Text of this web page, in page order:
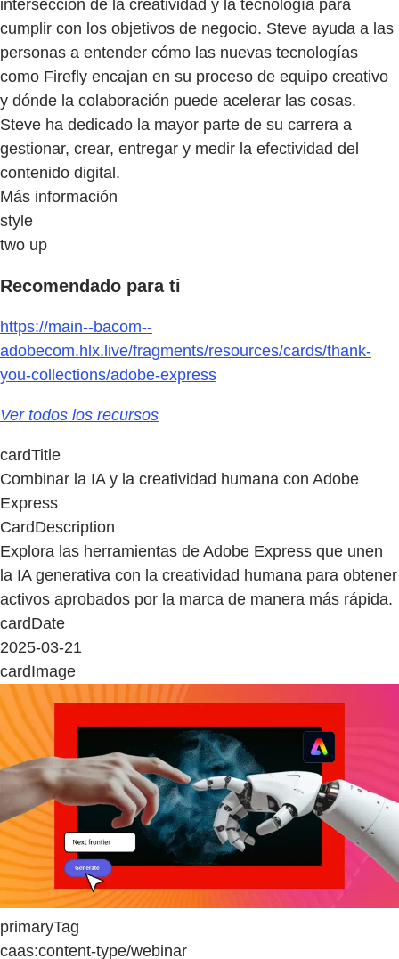
intersección de la creatividad y la tecnología para
cumplir con los objetivos de negocio. Steve ayuda a las
personas a entender cómo las nuevas tecnologías
como Firefly encajan en su proceso de equipo creativo
y dónde la colaboración puede acelerar las cosas.
Steve ha dedicado la mayor parte de su carrera a
gestionar, crear, entregar y medir la efectividad del
contenido digital.
Más información
style
two up
Recomendado para ti
https://main--bacom--
adobecom.hlx.live/fragments/resources/cards/thank-
you-collections/adobe-express
Ver todos los recursos
cardTitle
Combinar la IA y la creatividad humana con Adobe
Express
CardDescription
Explora las herramientas de Adobe Express que unen
la IA generativa con la creatividad humana para obtener
activos aprobados por la marca de manera más rápida.
cardDate
2025-03-21
cardImage
primaryTag
caas:content-type/webinar